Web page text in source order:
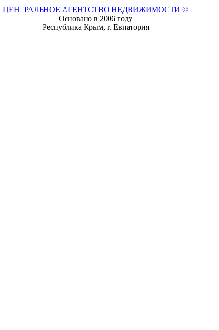
ЦЕНТРАЛЬНОЕ АГЕНТСТВО НЕДВИЖИМОСТИ ©
Основано в 2006 году
Республика Крым, г. Евпатория